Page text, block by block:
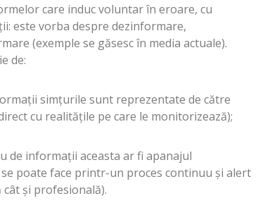
care induc voluntar în eroare, cu
este vorba despre dezinformare,
(exemple se găsesc în media actuale).
de:
simţurile sunt reprezentate de către
cu realităţile pe care le monitorizează);
de informaţii aceasta ar fi apanajul
poate face printr-un proces continuu şi alert
şi profesională).